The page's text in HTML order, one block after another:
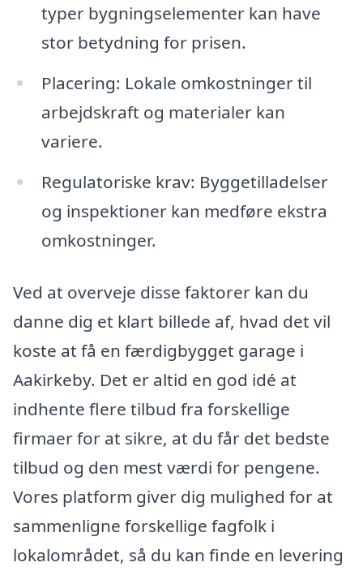
typer bygningselementer kan have
stor betydning for prisen.
Placering: Lokale omkostninger til
arbejdskraft og materialer kan
variere.
Regulatoriske krav: Byggetilladelser
og inspektioner kan medføre ekstra
omkostninger.
Ved at overveje disse faktorer kan du
danne dig et klart billede af, hvad det vil
koste at få en færdigbygget garage i
Aakirkeby. Det er altid en god idé at
indhente flere tilbud fra forskellige
firmaer for at sikre, at du får det bedste
tilbud og den mest værdi for pengene.
Vores platform giver dig mulighed for at
sammenligne forskellige fagfolk i
lokalområdet, så du kan finde en levering